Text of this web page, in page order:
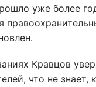
уже более
Кравцов
что не знает,